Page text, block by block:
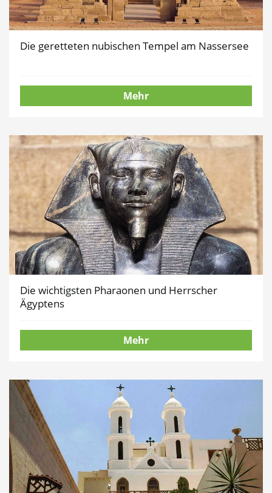
Die geretteten nubischen Tempel am Nassersee
Mehr
Die wichtigsten Pharaonen und Herrscher
Ägyptens
Mehr